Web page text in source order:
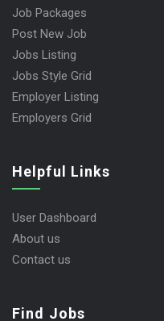
Job Packages
Post New Job
Jobs Listing
Jobs Style Grid
Employer Listing
Helpful Links
User Dashboard
About us